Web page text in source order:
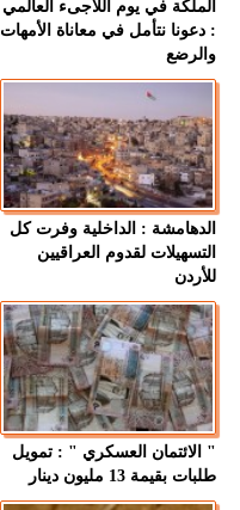
الملكة في يوم اللاجىء العالمي
: دعونا نتأمل في معاناة الأمهات
والرضع
الدهامشة : الداخلية وفرت كل
التسهيلات لقدوم العراقيين
للأردن
" الائتمان العسكري " : تمويل
طلبات بقيمة 13 مليون دينار